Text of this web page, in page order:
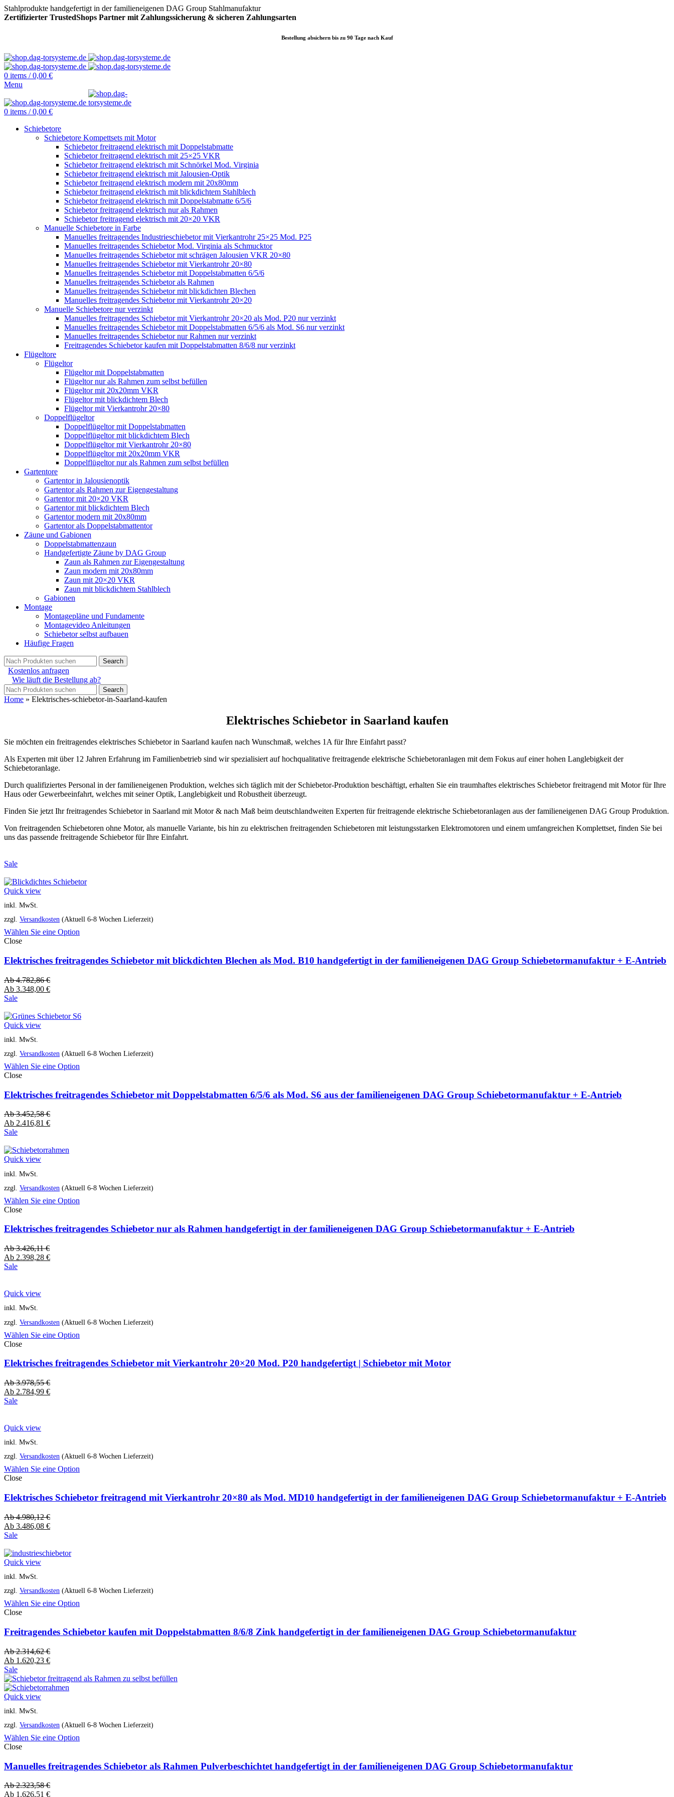
Stahlprodukte handgefertigt in der familieneigenen DAG Group Stahlmanufaktur
Zertifizierter TrustedShops Partner mit Zahlungssicherung & sicheren Zahlungsarten
Bestellung absichern bis zu 90 Tage nach Kauf
0 items / 0,00 €
Menu
0 items / 0,00 €
Schiebetore
Schiebetore Kompettsets mit Motor
Schiebetor freitragend elektrisch mit Doppelstabmatte
Schiebetor freitragend elektrisch mit 25×25 VKR
Schiebetor freitragend elektrisch mit Schnörkel Mod. Virginia
Schiebetor freitragend elektrisch mit Jalousien-Optik
Schiebetor freitragend elektrisch modern mit 20x80mm
Schiebetor freitragend elektrisch mit blickdichtem Stahlblech
Schiebetor freitragend elektrisch mit Doppelstabmatte 6/5/6
Schiebetor freitragend elektrisch nur als Rahmen
Schiebetor freitragend elektrisch mit 20×20 VKR
Manuelle Schiebetore in Farbe
Manuelles freitragendes Industrieschiebetor mit Vierkantrohr 25×25 Mod. P25
Manuelles freitragendes Schiebetor Mod. Virginia als Schmucktor
Manuelles freitragendes Schiebetor mit schrägen Jalousien VKR 20×80
Manuelles freitragendes Schiebetor mit Vierkantrohr 20×80
Manuelles freitragendes Schiebetor mit Doppelstabmatten 6/5/6
Manuelles freitragendes Schiebetor als Rahmen
Manuelles freitragendes Schiebetor mit blickdichten Blechen
Manuelles freitragendes Schiebetor mit Vierkantrohr 20×20
Manuelle Schiebetore nur verzinkt
Manuelles freitragendes Schiebetor mit Vierkantrohr 20×20 als Mod. P20 nur verzinkt
Manuelles freitragendes Schiebetor mit Doppelstabmatten 6/5/6 als Mod. S6 nur verzinkt
Manuelles freitragendes Schiebetor nur Rahmen nur verzinkt
Freitragendes Schiebetor kaufen mit Doppelstabmatten 8/6/8 nur verzinkt
Flügeltore
Flügeltor
Flügeltor mit Doppelstabmatten
Flügeltor nur als Rahmen zum selbst befüllen
Flügeltor mit 20x20mm VKR
Flügeltor mit blickdichtem Blech
Flügeltor mit Vierkantrohr 20×80
Doppelflügeltor
Doppelflügeltor mit Doppelstabmatten
Doppelflügeltor mit blickdichtem Blech
Doppelflügeltor mit Vierkantrohr 20×80
Doppelflügeltor mit 20x20mm VKR
Doppelflügeltor nur als Rahmen zum selbst befüllen
Gartentore
Gartentor in Jalousienoptik
Gartentor als Rahmen zur Eigengestaltung
Gartentor mit 20×20 VKR
Gartentor mit blickdichtem Blech
Gartentor modern mit 20x80mm
Gartentor als Doppelstabmattentor
Zäune und Gabionen
Doppelstabmattenzaun
Handgefertigte Zäune by DAG Group
Zaun als Rahmen zur Eigengestaltung
Zaun modern mit 20x80mm
Zaun mit 20×20 VKR
Zaun mit blickdichtem Stahlblech
Gabionen
Montage
Montagepläne und Fundamente
Montagevideo Anleitungen
Schiebetor selbst aufbauen
Häufige Fragen
Search
Kostenlos anfragen
Wie läuft die Bestellung ab?
Search
Home » Elektrisches-schiebetor-in-Saarland-kaufen
Elektrisches Schiebetor in Saarland kaufen
Sie möchten ein freitragendes elektrisches Schiebetor in Saarland kaufen nach Wunschmaß, welches 1A für Ihre Einfahrt passt?
Als Experten mit über 12 Jahren Erfahrung im Familienbetrieb sind wir spezialisiert auf hochqualitative freitragende elektrische Schiebetoranlagen mit dem Fokus auf einer hohen Langlebigkeit der
Schiebetoranlage.
Durch qualifiziertes Personal in der familieneigenen Produktion, welches sich täglich mit der Schiebetor-Produktion beschäftigt, erhalten Sie ein traumhaftes elektrisches Schiebetor freitragend mit Motor für Ihre
Haus oder Gewerbeeinfahrt, welches mit seiner Optik, Langlebigkeit und Robustheit überzeugt.
Finden Sie jetzt Ihr freitragendes Schiebetor in Saarland mit Motor & nach Maß beim deutschlandweiten Experten für freitragende elektrische Schiebetoranlagen aus der familieneigenen DAG Group Produktion.
Von freitragenden Schiebetoren ohne Motor, als manuelle Variante, bis hin zu elektrischen freitragenden Schiebetoren mit leistungsstarken Elektromotoren und einem umfangreichen Komplettset, finden Sie bei
uns das passende freitragende Schiebetor für Ihre Einfahrt.
Sale
Quick view
inkl. MwSt.
zzgl. Versandkosten (Aktuell 6-8 Wochen Lieferzeit)
Wählen Sie eine Option
Close
Elektrisches freitragendes Schiebetor mit blickdichten Blechen als Mod. B10 handgefertigt in der familieneigenen DAG Group Schiebetormanufaktur + E-Antrieb
Ab4.782,86€
Ab 3.348,00 €
Sale
Quick view
inkl. MwSt.
zzgl. Versandkosten (Aktuell 6-8 Wochen Lieferzeit)
Wählen Sie eine Option
Close
Elektrisches freitragendes Schiebetor mit Doppelstabmatten 6/5/6 als Mod. S6 aus der familieneigenen DAG Group Schiebetormanufaktur + E-Antrieb
Ab3.452,58€
Ab 2.416,81 €
Sale
Quick view
inkl. MwSt.
zzgl. Versandkosten (Aktuell 6-8 Wochen Lieferzeit)
Wählen Sie eine Option
Close
Elektrisches freitragendes Schiebetor nur als Rahmen handgefertigt in der familieneigenen DAG Group Schiebetormanufaktur + E-Antrieb
Ab3.426,11€
Ab 2.398,28 €
Sale
Quick view
inkl. MwSt.
zzgl. Versandkosten (Aktuell 6-8 Wochen Lieferzeit)
Wählen Sie eine Option
Close
Elektrisches freitragendes Schiebetor mit Vierkantrohr 20×20 Mod. P20 handgefertigt | Schiebetor mit Motor
Ab3.978,55€
Ab 2.784,99 €
Sale
Quick view
inkl. MwSt.
zzgl. Versandkosten (Aktuell 6-8 Wochen Lieferzeit)
Wählen Sie eine Option
Close
Elektrisches Schiebetor freitragend mit Vierkantrohr 20×80 als Mod. MD10 handgefertigt in der familieneigenen DAG Group Schiebetormanufaktur + E-Antrieb
Ab4.980,12€
Ab 3.486,08 €
Sale
Quick view
inkl. MwSt.
zzgl. Versandkosten (Aktuell 6-8 Wochen Lieferzeit)
Wählen Sie eine Option
Close
Freitragendes Schiebetor kaufen mit Doppelstabmatten 8/6/8 Zink handgefertigt in der familieneigenen DAG Group Schiebetormanufaktur
Ab2.314,62€
Ab 1.620,23 €
Sale
Quick view
inkl. MwSt.
zzgl. Versandkosten (Aktuell 6-8 Wochen Lieferzeit)
Wählen Sie eine Option
Close
Manuelles freitragendes Schiebetor als Rahmen Pulverbeschichtet handgefertigt in der familieneigenen DAG Group Schiebetormanufaktur
Ab2.323,58€
Ab 1.626,51 €